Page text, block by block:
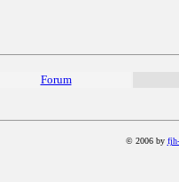
Forum
© 2006 by